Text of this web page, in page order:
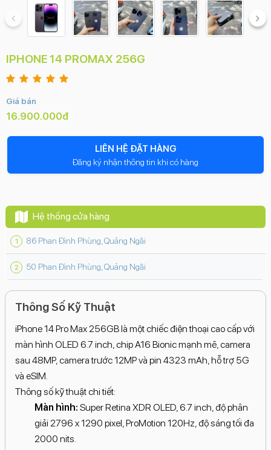
IPHONE 14 PROMAX 256G
Giá bán
16.900.000đ
LIÊN HỆ ĐẶT HÀNG
Đăng ký nhận thông tin khi có hàng
Hệ thống cửa hàng
86 Phan Đình Phùng, Quảng Ngãi
50 Phan Đình Phùng, Quảng Ngãi
Thông Số Kỹ Thuật
iPhone 14 Pro Max 256GB là một chiếc điện thoại cao cấp với
màn hình OLED 6.7 inch, chip A16 Bionic mạnh mẽ, camera
sau 48MP, camera trước 12MP và pin 4323 mAh, hỗ trợ 5G
và eSIM.
Thông số kỹ thuật chi tiết:
Màn hình: Super Retina XDR OLED, 6.7 inch, độ phân
giải 2796 x 1290 pixel, ProMotion 120Hz, độ sáng tối đa
2000 nits.